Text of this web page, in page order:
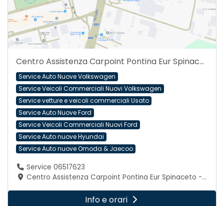
Centro Assistenza Carpoint Pontina Eur Spinaceto - Via Pontina 347
Service Auto Nuove Volkswagen
Service Veicoli Commerciali Nuovi Volkswagen
Service vetture e veicoli commerciali Usato
Service Auto Nuove Ford
Service Veicoli Commerciali Nuovi Ford
Service Auto nuove Hyundai
Service Auto nuove Omoda & Jaecoo
Service 06517623
Centro Assistenza Carpoint Pontina Eur Spinaceto - Via Pontina 347, 00128 Roma (Roma)
Info e orari